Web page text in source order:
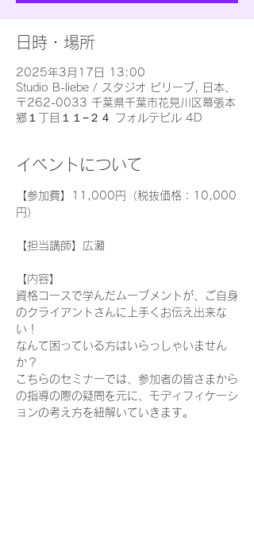
日時・場所
2025年3月17日 13:00
Studio B-liebe / スタジオ ビリーブ, 日本、
〒262-0033 千葉県千葉市花見川区幕張本
郷１丁目１１−２４ フォルテビル 4D
イベントについて
【参加費】11,000円（税抜価格：10,000
円）
【担当講師】広瀬
【内容】
資格コースで学んだムーブメントが、ご自身
のクライアントさんに上手くお伝え出来な
い！
なんて困っている方はいらっしゃいません
か？
こちらのセミナーでは、参加者の皆さまから
の指導の際の疑問を元に、モディフィケーシ
ョンの考え方を紐解いていきます。